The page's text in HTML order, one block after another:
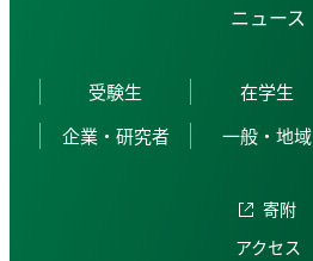
ニュース
受験生 在学生
企業・研究者
一般・地域
寄附
アクセス